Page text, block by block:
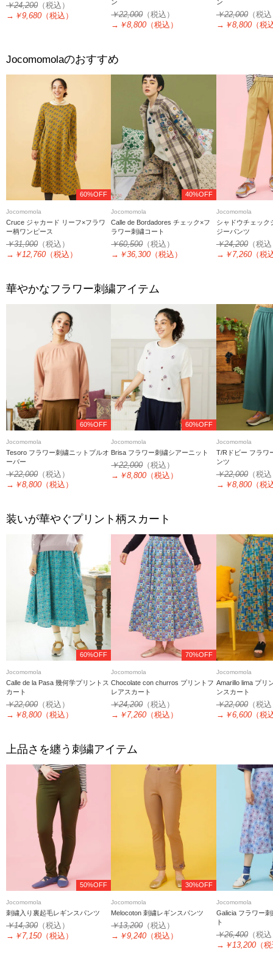
￥24,200 （税込）
→ ￥9,680 （税込）
ン
￥22,000（税込）
→ ￥8,800 （税込）
ン
￥22,000（税
→ ￥8,800（税
Jocomomolaのおすすめ
60%OFF
Jocomomola
Cruce ジャカード リーフ×フラワ
ー柄ワンピース
￥31,900 （税込）
→ ￥12,760 （税込）
40%OFF
Jocomomola
Calle de Bordadores チェック×フ
ラワー刺繍コート
￥60,500（税込）
→ ￥36,300 （税込）
Jocomomola
シャドウチェック
ジーパンツ
￥24,200（税
→ ￥7,260（税
華やかなフラワー刺繍アイテム
60%OFF
Jocomomola
Tesoro フラワー刺繍ニットプルオ
ーバー
￥22,000 （税込）
→ ￥8,800 （税込）
60%OFF
Jocomomola
Brisa フラワー刺繍シアーニット
￥22,000（税込）
→ ￥8,800 （税込）
Jocomomola
T/Rドビー フラワ
ンツ
￥22,000（税
→ ￥8,800（税
装いが華やぐプリント柄スカート
60%OFF
Jocomomola
Calle de la Pasa 幾何学プリントス
カート
￥22,000 （税込）
→ ￥8,800 （税込）
70%OFF
Jocomomola
Chocolate con churros プリントフ
レアスカート
￥24,200（税込）
→ ￥7,260 （税込）
Jocomomola
Amarillo lima プリ
ンスカート
￥22,000（税
→ ￥6,600（税
上品さを纏う刺繍アイテム
50%OFF
Jocomomola
刺繍入り裏起毛レギンスパンツ
￥14,300 （税込）
→ ￥7,150 （税込）
30%OFF
Jocomomola
Melocoton 刺繍レギンスパンツ
￥13,200（税込）
→ ￥9,240 （税込）
Jocomomola
Galicia フラワー
ト
￥26,400（税
→ ￥13,200（